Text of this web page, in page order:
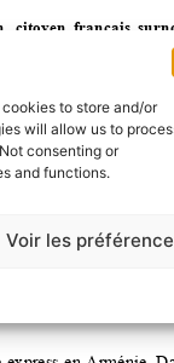
to store and/or
will allow us to
consenting or
and functions.
Voir les